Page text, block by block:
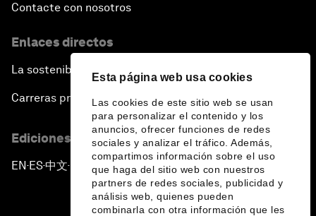
Esta página web usa cookies
Las cookies de este sitio web se usan
para personalizar el contenido y los
anuncios, ofrecer funciones de redes
sociales y analizar el tráfico. Además,
compartimos información sobre el uso
que haga del sitio web con nuestros
partners de redes sociales, publicidad y
análisis web, quienes pueden
combinarla con otra información que les
Contacte con nosotros
Enlaces directos
La sostenibilidad en el Foro
Carreras profesionales
Ediciones en otros idiomas
EN ▪ ES▪中文▪ 日本語